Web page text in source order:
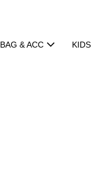
BAG & ACC KIDS